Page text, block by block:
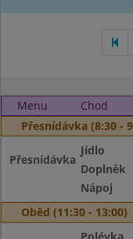
Menu Chod
Přesnídávka (8:30 -
Přesnídávka
Jídlo
Doplněk
Nápoj
Oběd (11:30 - 13:00)